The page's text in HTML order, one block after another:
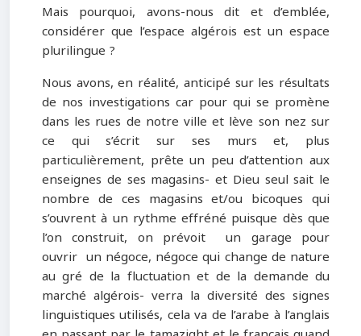
Mais pourquoi, avons-nous dit et d’emblée,
considérer que l’espace algérois est un espace
plurilingue ?
Nous avons, en réalité, anticipé sur les résultats
de nos investigations car pour qui se promène
dans les rues de notre ville et lève son nez sur
ce qui s’écrit sur ses murs et, plus
particulièrement, prête un peu d’attention aux
enseignes de ses magasins- et Dieu seul sait le
nombre de ces magasins et/ou bicoques qui
s’ouvrent à un rythme effréné puisque dès que
l’on construit, on prévoit un garage pour
ouvrir un négoce, négoce qui change de nature
au gré de la fluctuation et de la demande du
marché algérois- verra la diversité des signes
linguistiques utilisés, cela va de l’arabe à l’anglais